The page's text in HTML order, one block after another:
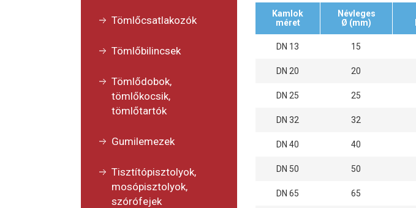
Tömlőcsatlakozók
Tömlőbilincsek
Tömlődobok,
tömlőkocsik,
tömlőtartók
Gumilemezek
Tisztítópisztolyok,
mosópisztolyok,
szórófejek
Kamlok
méret
Névleges
Ø (mm)
DN 13 15
DN 20 20
DN 25 25
DN 32 32
DN 40 40
DN 50 50
DN 65 65